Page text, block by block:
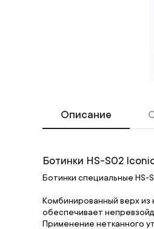
Описание
Ботинки HS-S02
Ботинки специальные HS-
Комбинированный верх
обеспечивает
Применение нетканного